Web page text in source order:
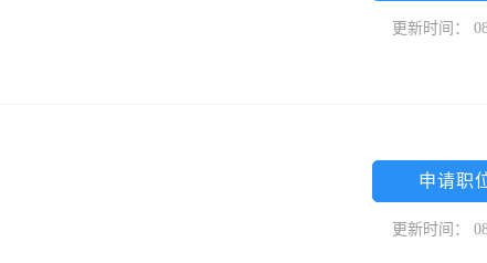
更新时间：
申请职
更新时间：